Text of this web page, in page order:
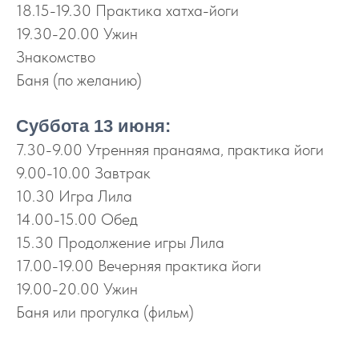
18.15-19.30 Практика хатха-йоги
19.30-20.00 Ужин
Знакомство
Баня (по желанию)
Суббота 13 июня:
7.30-9.00 Утренняя пранаяма, практика йоги
9.00-10.00 Завтрак
10.30 Игра Лила
14.00-15.00 Обед
15.30 Продолжение игры Лила
17.00-19.00 Вечерняя практика йоги
19.00-20.00 Ужин
Баня или прогулка (фильм)